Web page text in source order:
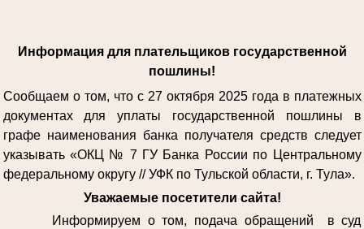
Информация для плательщиков государственной
пошлины!
Сообщаем о том, что с 27 октября 2025 года в платежных
документах для уплаты государственной пошлины в
графе наименования банка получателя средств следует
указывать «ОКЦ № 7 ГУ Банка России по Центральному
федеральному округу // УФК по Тульской области, г. Тула».
Уважаемые посетители сайта!
Информируем о том, подача обращений в суд